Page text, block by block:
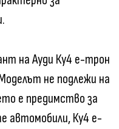
на Ауди Ку4 е-трон
не подлежи на
е предимство за
автомобили, Ку4 е-